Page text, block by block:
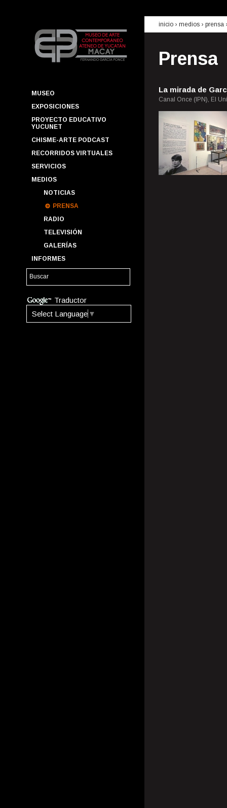
MUSEO
EXPOSICIONES
PROYECTO EDUCATIVO
YUCUNET
CHISME-ARTE PODCAST
RECORRIDOS VIRTUALES
SERVICIOS
MEDIOS
NOTICIAS
PRENSA
RADIO
TELEVISIÓN
GALERÍAS
INFORMES
Traductor
Select Language ▼
inicio › medios › prensa
Prensa
La mirada de
Canal Once (IPN), El